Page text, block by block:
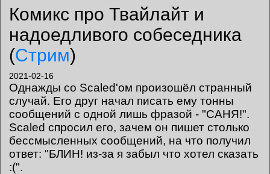
Комикс про Твайлайт и
надоедливого собеседника
(Стрим)
2021-02-16
Однажды со Scaled'ом произошёл странный
случай. Его друг начал писать ему тонны
сообщений с одной лишь фразой - "САНЯ!".
Scaled спросил его, зачем он пишет столько
бессмысленных сообщений, на что получил
ответ: "БЛИН! из-за я забыл что хотел сказать
:(".